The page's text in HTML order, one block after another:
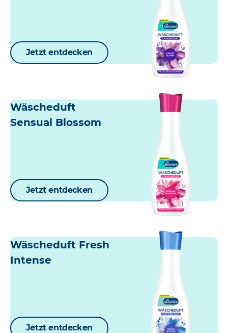
Jetzt entdecken
Wäscheduft
Sensual Blossom
Jetzt entdecken
Wäscheduft Fresh
Intense
Jetzt entdecken